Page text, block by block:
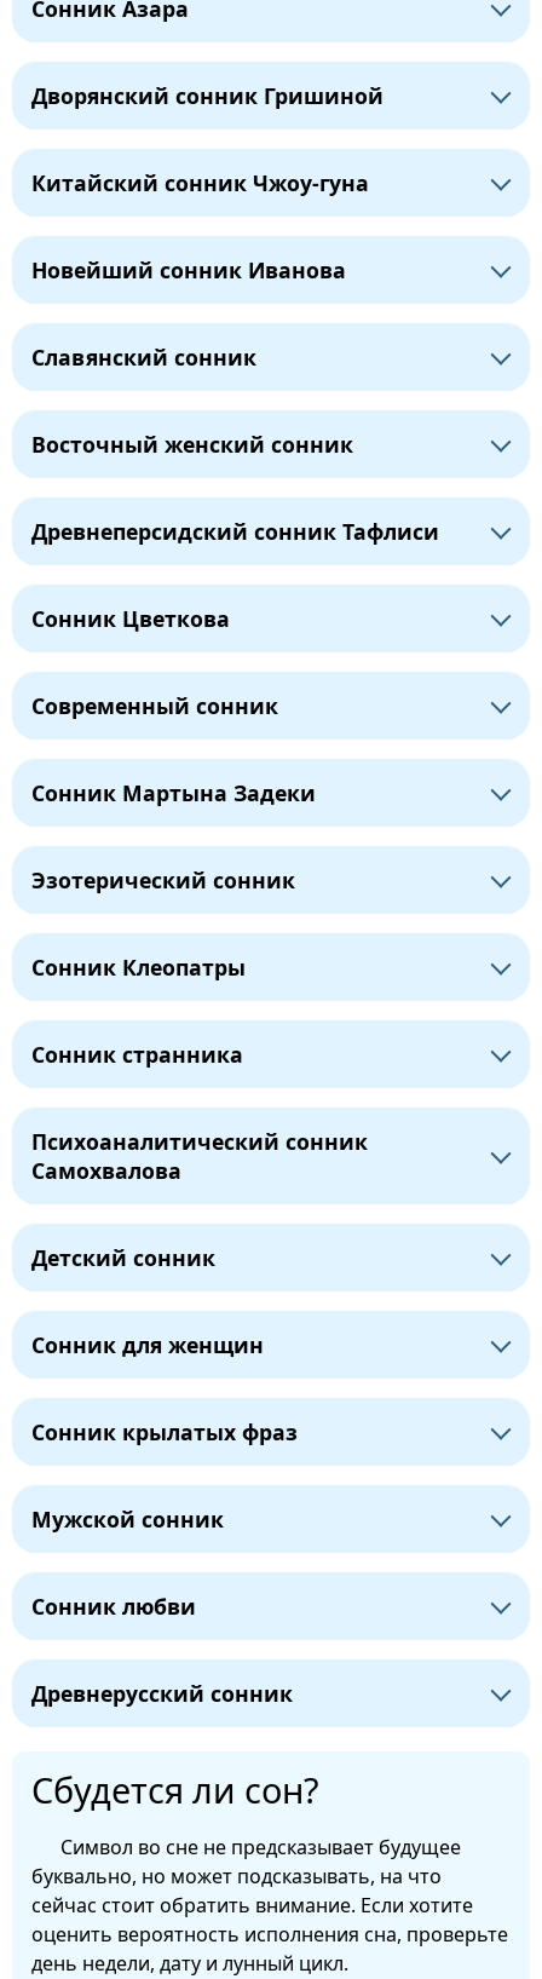
Сонник Азара
Дворянский сонник Гришиной
Китайский сонник Чжоу-гуна
Новейший сонник Иванова
Славянский сонник
Восточный женский сонник
Древнеперсидский сонник Тафлиси
Сонник Цветкова
Современный сонник
Сонник Мартына Задеки
Эзотерический сонник
Сонник Клеопатры
Сонник странника
Психоаналитический сонник
Самохвалова
Детский сонник
Сонник для женщин
Сонник крылатых фраз
Мужской сонник
Сонник любви
Древнерусский сонник
Сбудется ли сон?
Символ во сне не предсказывает будущее
буквально, но может подсказывать, на что
сейчас стоит обратить внимание. Если хотите
оценить вероятность исполнения сна, проверьте
день недели, дату и лунный цикл.